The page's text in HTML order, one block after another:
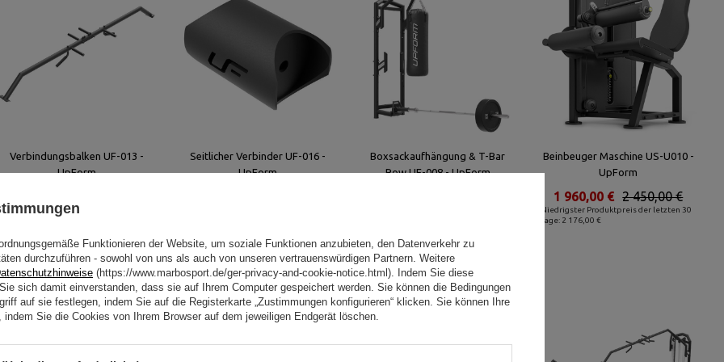
Verbindungsbalken UF-013 -
UpForm
Produktpreis der letzten 30
Seitlicher Verbinder UF-016 -
UpForm
Boxsackaufhängung & T-Bar
Row UF-008 - UpForm
Beinbeuger Maschine US-U010 -
UpForm
Niedrigster Produktpreis der letzten 30
Tage: 2 176,00 €
2 450,00 €
1 960,00 €
Ähnliche Produkte
Funktionieren der Website, um soziale Funktionen anzubieten, den Datenverkehr zu
durchzuführen - sowohl von uns als auch von unseren vertrauenswürdigen Partnern. Weitere
(https://www.marbosport.de/ger-privacy-and-cookie-notice.html). Indem Sie diese
sich damit einverstanden, dass sie auf Ihrem Computer gespeichert werden. Sie können die Bedingungen
auf sie festlegen, indem Sie auf die Registerkarte „Zustimmungen konfigurieren“ klicken. Sie können Ihre
indem Sie die Cookies von Ihrem Browser auf dem jeweiligen Endgerät löschen.